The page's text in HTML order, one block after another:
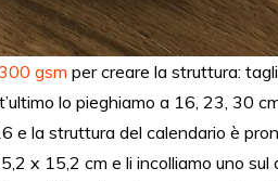
gsm per creare la struttura:
lo pieghiamo a 16, 23, 30
la struttura del calendario è
x 15,2 cm e li incolliamo uno sul